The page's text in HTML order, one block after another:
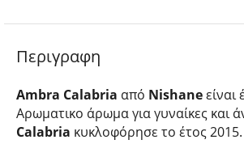
Περιγραφη
Ambra Calabria από Nishaneείναι
Αρωματικο άρωμα για γυναίκες και
Calabria κυκλοφόρησε το έτος